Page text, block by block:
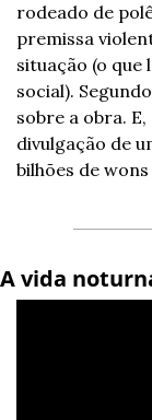
rodeado de
premissa
situação (o que
social).
sobre a obra.
divulgação de
bilhões de wons
A vida